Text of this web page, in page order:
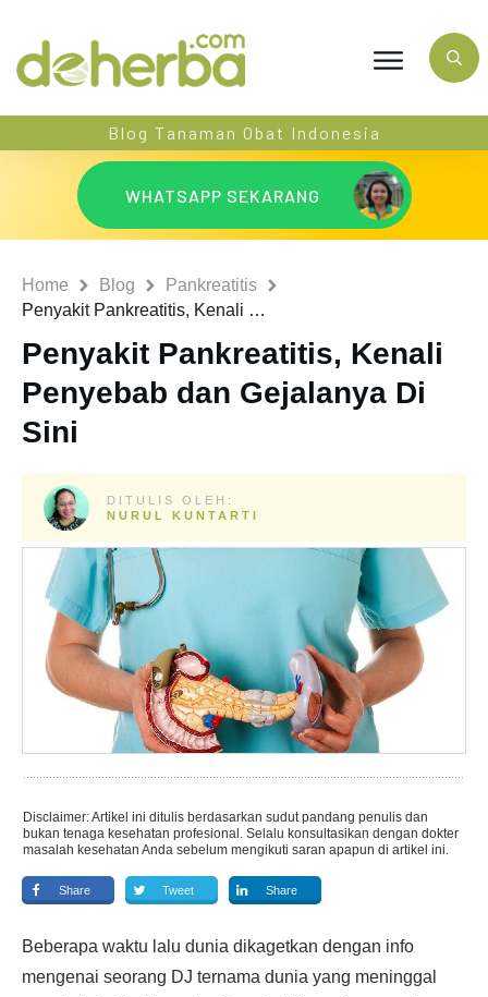
Blog Tanaman Obat Indonesia
WHATSAPP SEKARANG
Home Blog
Pankreatitis
Penyakit Pankreatitis, Kenali Penyebab dan Gejalanya Di Sini
Penyakit Pankreatitis, Kenali
Penyebab dan Gejalanya Di
Sini
DITULIS OLEH:
NURUL KUNTARTI
Disclaimer: Artikel ini ditulis berdasarkan sudut pandang penulis dan
bukan tenaga kesehatan profesional. Selalu konsultasikan dengan dokter
masalah kesehatan Anda sebelum mengikuti saran apapun di artikel ini.
Share Tweet Share
Beberapa waktu lalu dunia dikagetkan dengan info
mengenai seorang DJ ternama dunia yang meninggal